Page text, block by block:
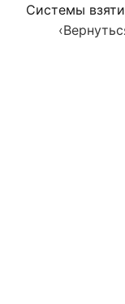
Системы
‹